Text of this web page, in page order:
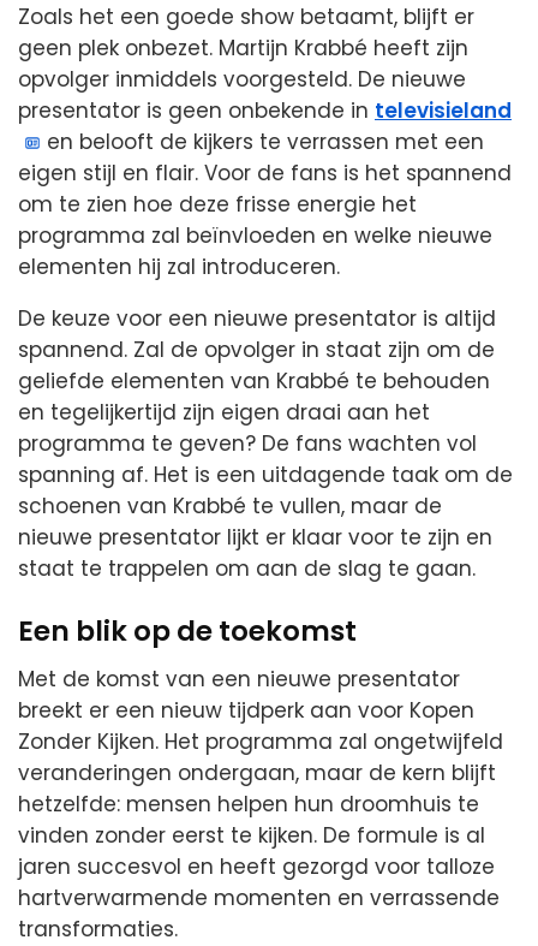
Zoals het een goede show betaamt, blijft er
geen plek onbezet. Martijn Krabbé heeft zijn
opvolger inmiddels voorgesteld. De nieuwe
presentator is geen onbekende in televisieland
en belooft de kijkers te verrassen met een
eigen stijl en flair. Voor de fans is het spannend
om te zien hoe deze frisse energie het
programma zal beïnvloeden en welke nieuwe
elementen hij zal introduceren.
De keuze voor een nieuwe presentator is altijd
spannend. Zal de opvolger in staat zijn om de
geliefde elementen van Krabbé te behouden
en tegelijkertijd zijn eigen draai aan het
programma te geven? De fans wachten vol
spanning af. Het is een uitdagende taak om de
schoenen van Krabbé te vullen, maar de
nieuwe presentator lijkt er klaar voor te zijn en
staat te trappelen om aan de slag te gaan.
Een blik op de toekomst
Met de komst van een nieuwe presentator
breekt er een nieuw tijdperk aan voor Kopen
Zonder Kijken. Het programma zal ongetwijfeld
veranderingen ondergaan, maar de kern blijft
hetzelfde: mensen helpen hun droomhuis te
vinden zonder eerst te kijken. De formule is al
jaren succesvol en heeft gezorgd voor talloze
hartverwarmende momenten en verrassende
transformaties.